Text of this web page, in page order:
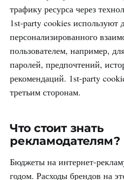
трафику ресурса через
1st-party cookies используют
персонализированного
пользователем, например,
паролей, предпочтений,
рекомендаций. 1st-party
третьим сторонам.
Что стоит знать
рекламодателям?
Бюджеты на интернет-
годом. Расходы брендов на